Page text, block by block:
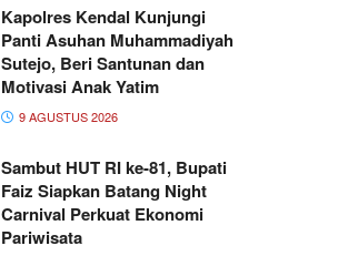
Kapolres Kendal Kunjungi
Panti Asuhan Muhammadiyah
Sutejo, Beri Santunan dan
Motivasi Anak Yatim
9 AGUSTUS 2026
Sambut HUT RI ke-81, Bupati
Faiz Siapkan Batang Night
Carnival Perkuat Ekonomi
Pariwisata